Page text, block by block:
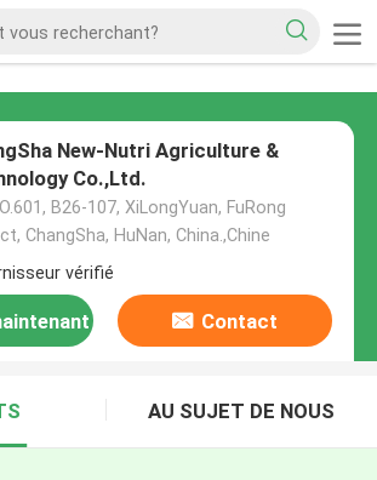
New-Nutri Agriculture &
Co.,Ltd.
B26-107, XiLongYuan, FuRong
ChangSha, HuNan, China.,Chine
vérifié
Contact
AU SUJET DE NOUS